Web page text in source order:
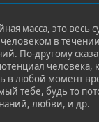
масса, это весь
в
По-другому
человека,
в любой момент
тебе, будь то
любви, и др.